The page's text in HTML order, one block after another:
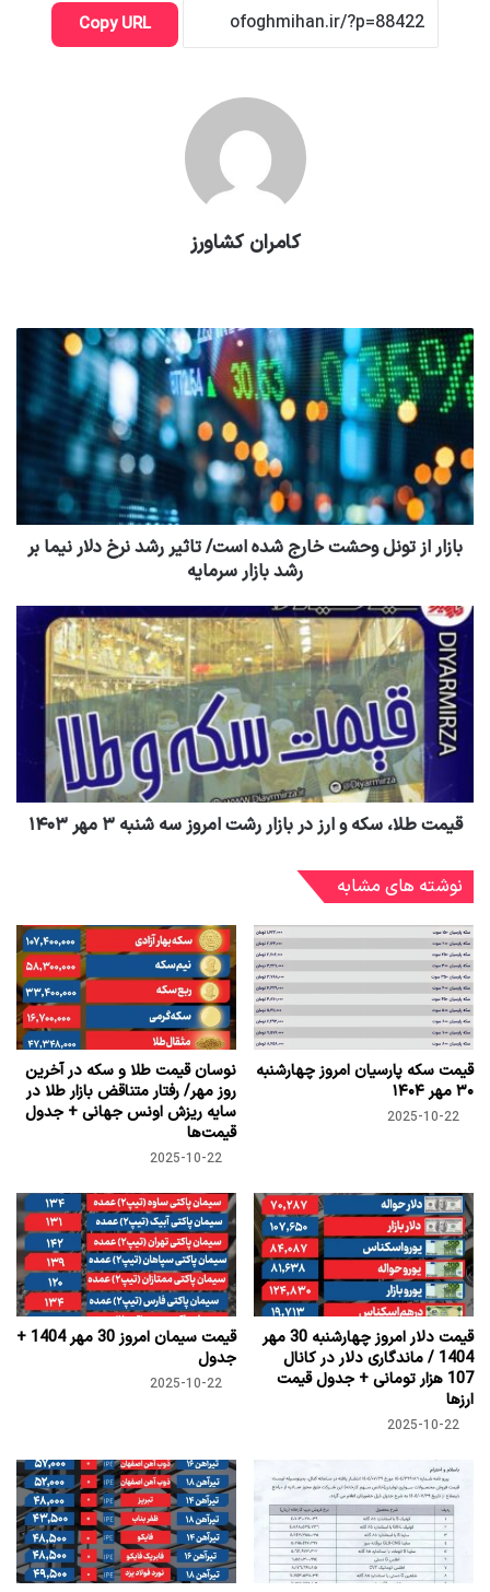
Copy URL
کامران کشاورز
بازار از تونل وحشت خارج شده است/ تاثیر رشد نرخ دلار نیما بر
رشد بازار سرمایه
قیمت طلا، سکه و ارز در بازار رشت امروز سه شنبه ۳ مهر ۱۴۰۳
نوشته های مشابه
قیمت سکه پارسیان امروز چهارشنبه
۳۰ مهر ۱۴۰۴
2025-10-22
نوسان قیمت طلا و سکه در آخرین
روز مهر/ رفتار متناقض بازار طلا در
سایه ریزش اونس جهانی + جدول
قیمت‌ها
2025-10-22
قیمت دلار امروز چهارشنبه 30 مهر
1404 / ماندگاری دلار در کانال
107 هزار تومانی + جدول قیمت
ارزها
2025-10-22
قیمت سیمان امروز 30 مهر 1404 +
جدول
2025-10-22